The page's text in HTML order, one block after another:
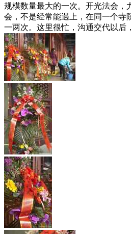
规模数量最大的一次。开光法会，
会，不是经常能遇上，在同一个寺
一两次。这里很忙，沟通交代以后